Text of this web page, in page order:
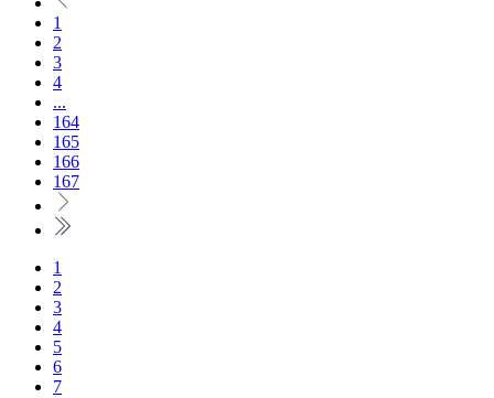
1
2
3
4
...
164
165
166
167
1
2
3
4
5
6
7